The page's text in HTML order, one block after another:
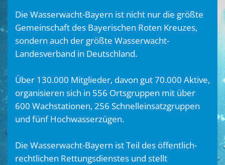
Die Wasserwacht-Bayern ist nicht nur die größte
Gemeinschaft des Bayerischen Roten Kreuzes,
sondern auch der größte Wasserwacht-
Landesverband in Deutschland.
Über 130.000 Mitglieder, davon gut 70.000 Aktive,
organisieren sich in 556 Ortsgruppen mit über
600 Wachstationen, 256 Schnelleinsatzgruppen
und fünf Hochwasserzügen.
Die Wasserwacht-Bayern ist Teil des öffentlich-
rechtlichen Rettungsdienstes und stellt